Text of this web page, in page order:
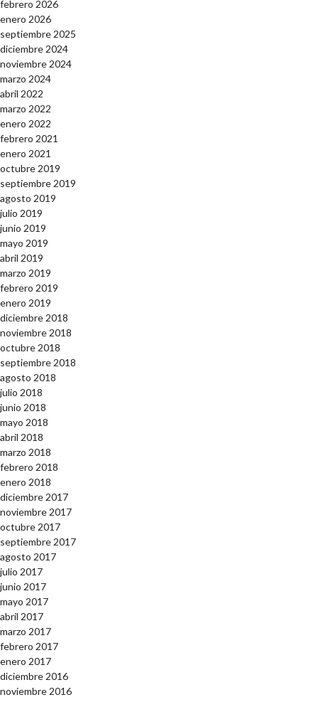
febrero 2026
enero 2026
septiembre 2025
diciembre 2024
noviembre 2024
marzo 2024
abril 2022
marzo 2022
enero 2022
febrero 2021
enero 2021
octubre 2019
septiembre 2019
agosto 2019
julio 2019
junio 2019
mayo 2019
abril 2019
marzo 2019
febrero 2019
enero 2019
diciembre 2018
noviembre 2018
octubre 2018
septiembre 2018
agosto 2018
julio 2018
junio 2018
mayo 2018
abril 2018
marzo 2018
febrero 2018
enero 2018
diciembre 2017
noviembre 2017
octubre 2017
septiembre 2017
agosto 2017
julio 2017
junio 2017
mayo 2017
abril 2017
marzo 2017
febrero 2017
enero 2017
diciembre 2016
noviembre 2016